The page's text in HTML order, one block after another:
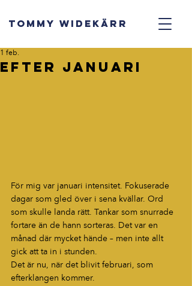
TOMMY WIDEKÄRR
Efter Januari
1 feb.
För mig var januari intensitet. Fokuserade
dagar som gled över i sena kvällar. Ord
som skulle landa rätt. Tankar som snurrade
fortare än de hann sorteras. Det var en
månad där mycket hände – men inte allt
gick att ta in i stunden.
Det är nu, när det blivit februari, som
efterklangen kommer.